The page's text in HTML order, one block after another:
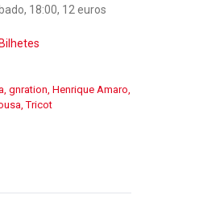
18:00, 12 euros
Bilhetes
, gnration, Henrique Amaro,
,Tricot